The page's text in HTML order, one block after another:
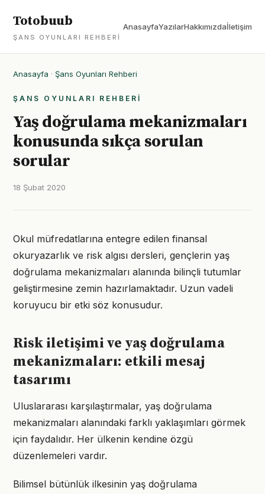
Totobuub
ŞANS OYUNLARI REHBERI
AnasayfaYazılarHakkımızdaİletişim
Anasayfa · Şans Oyunları Rehberi
ŞANS OYUNLARI REHBERI
Yaş doğrulama mekanizmaları
konusunda sıkça sorulan
sorular
18 Şubat 2020
Okul müfredatlarına entegre edilen finansal
okuryazarlık ve risk algısı dersleri, gençlerin yaş
doğrulama mekanizmaları alanında bilinçli tutumlar
geliştirmesine zemin hazırlamaktadır. Uzun vadeli
koruyucu bir etki söz konusudur.
Risk iletişimi ve yaş doğrulama
mekanizmaları: etkili mesaj
tasarımı
Uluslararası karşılaştırmalar, yaş doğrulama
mekanizmaları alanındaki farklı yaklaşımları görmek
için faydalıdır. Her ülkenin kendine özgü
düzenlemeleri vardır.
Bilimsel bütünlük ilkesinin yaş doğrulama